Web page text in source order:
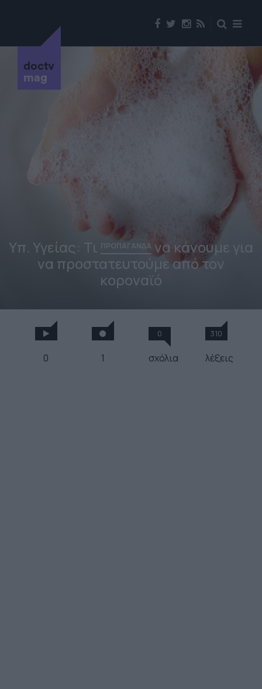
doctv
mag
Υπ. Υγείας: Τι ΠΡΟΠΑΓΑΝΔΑ να κάνουμε για
να προστατευτούμε από τον
κοροναϊό
0 1
0
σχόλια
310
λέξεις